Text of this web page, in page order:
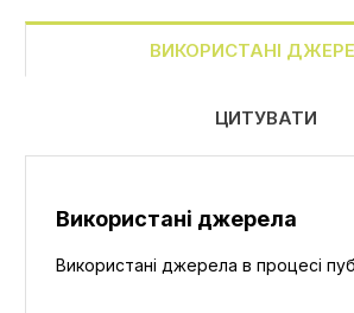
ВИКОРИСТАНІ
ЦИТУВАТИ
Використані джерела
Використані джерела в процесі